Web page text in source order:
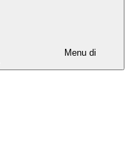
Menu di